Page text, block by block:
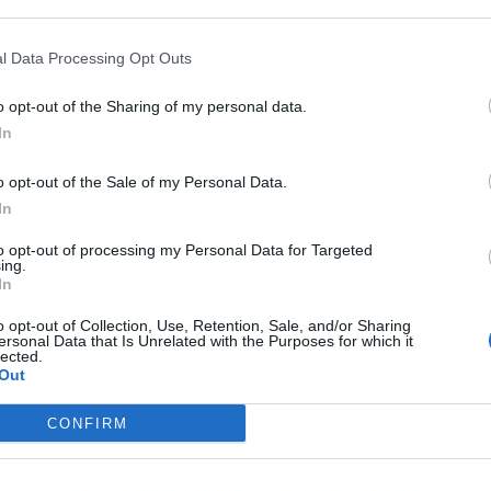
Data Processing Opt Outs
opt-out of the Sharing of my personal data.
opt-out of the Sale of my Personal Data.
opt-out of processing my Personal Data for Targeted
opt-out of Collection, Use, Retention, Sale, and/or Sharing
Data that Is Unrelated with the Purposes for which it
CONFIRM
/ Warszawa w
Pigułce
Pigułce
ad